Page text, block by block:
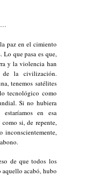
paz en el cimiento
que pasa es que,
y la violencia han
de la civilización.
tenemos satélites
tecnológico como
Si no hubiera
en esa
si, de repente,
inconscientemente,
de que todos los
aquello acabó, hubo